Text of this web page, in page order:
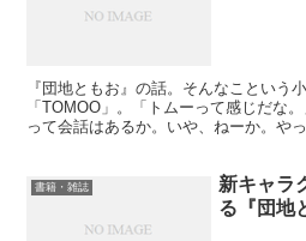
『団地ともお』の話。そんなことい
「TOMOO」。「トムーって感じだな
って会話はあるか。いや、ねーか。
書籍・雑誌
新キャラ
る『団地